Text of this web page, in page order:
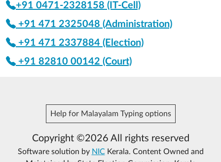
+91 0471-2328158 (IT-Cell)
+91 471 2325048 (Administration)
+91 471 2337884 (Election)
+91 82810 00142 (Court)
Help for Malayalam Typing options
Copyright ©2026 All rights reserved
Software solution by NICKerala. Content Owned and